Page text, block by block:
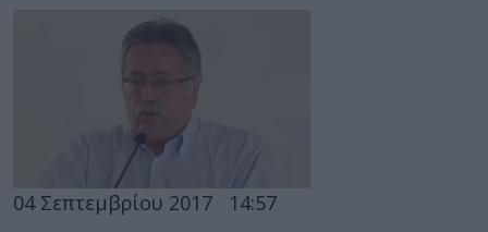
04 Σεπτεμβρίου 2017 14:57